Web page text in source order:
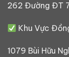
262 Đường ĐT
Khu Vực
1079 Bùi Hữu